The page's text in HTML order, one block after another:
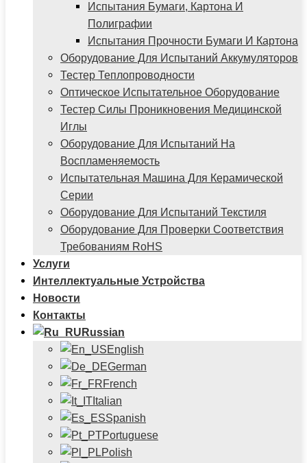
Испытания Бумаги, Картона И
Полиграфии
Испытания Прочности Бумаги И Картона
Оборудование Для Испытаний Аккумуляторов
Тестер Теплопроводности
Оптическое Испытательное Оборудование
Тестер Силы Проникновения Медицинской
Иглы
Оборудование Для Испытаний На
Воспламеняемость
Испытательная Машина Для Керамической
Серии
Оборудование Для Испытаний Текстиля
Оборудование Для Проверки Соответствия
Требованиям RoHS
Услуги
Интеллектуальные Устройства
Новости
Контакты
Russian
English
German
French
Italian
Spanish
Portuguese
Polish